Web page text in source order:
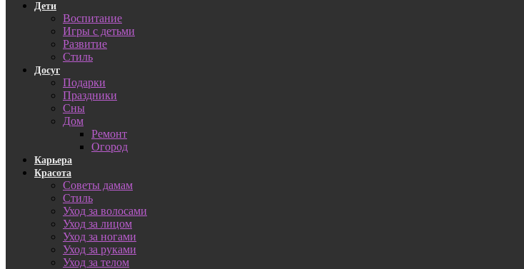
Дети
Воспитание
Игры с детьми
Развитие
Стиль
Досуг
Подарки
Праздники
Сны
Дом
Ремонт
Огород
Карьера
Красота
Советы дамам
Стиль
Уход за волосами
Уход за лицом
Уход за ногами
Уход за руками
Уход за телом